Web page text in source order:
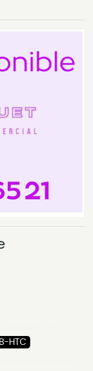
HTC